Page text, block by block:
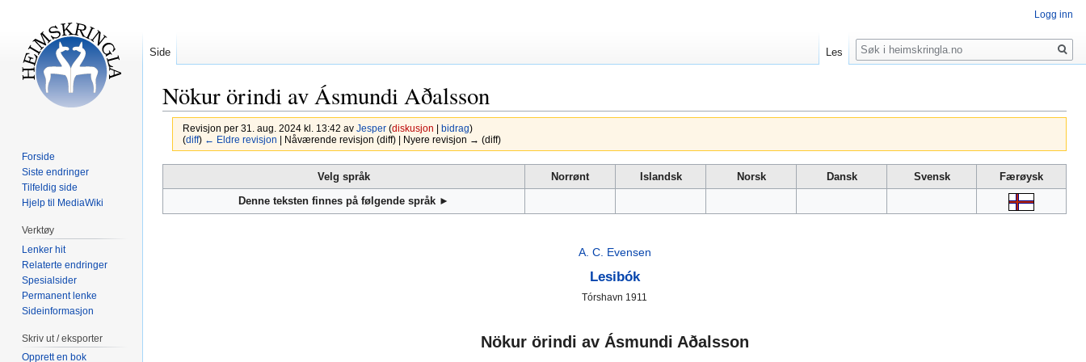
Nökur örindi av Ásmundi Aðalsson
Revisjon per 31. aug. 2024 kl. 13:42 av Jesper (diskusjon bidrag)
(diff) ← Eldre revisjon | Nåværende revisjon (diff) | Nyere revisjon → (diff)
til
til
Velg språk Norrønt Islandsk Norsk Dansk Svensk
Færøysk
Denne teksten finnes på følgende språk ►
A. C. Evensen
Lesibók
Tórshavn 1911
Nökur örindi av Ásmundi Aðalsson
Logg inn
Side Les
Søk
Forside
Siste endringer
Tilfeldig side
Hjelp til MediaWiki
Verktøy
Lenker hit
Relaterte endringer
Spesialsider
Permanent lenke
Sideinformasjon
Skriv ut / eksporter
Opprett en bok